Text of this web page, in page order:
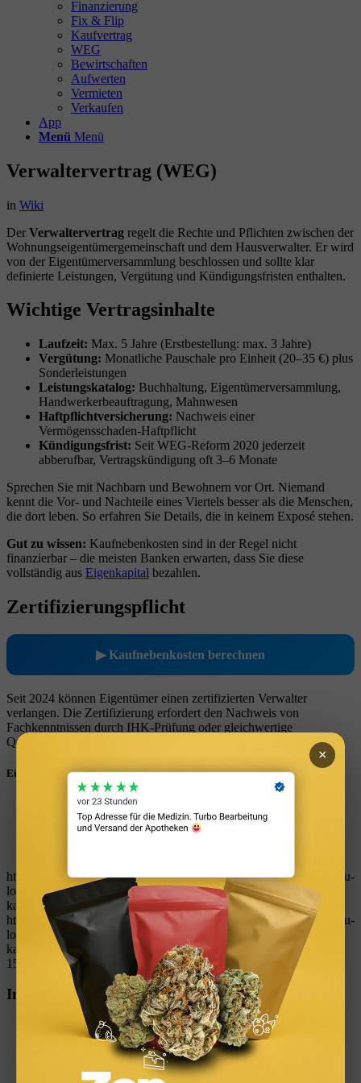
Finanzierung
Fix & Flip
Kaufvertrag
WEG
Bewirtschaften
Aufwerten
Vermieten
Verkaufen
App
Menü Menü
Verwaltervertrag (WEG)
in Wiki
Der Verwaltervertrag regelt die Rechte und Pflichten zwischen der
Wohnungseigentümergemeinschaft und dem Hausverwalter. Er wird
von der Eigentümerversammlung beschlossen und sollte klar
definierte Leistungen, Vergütung und Kündigungsfristen enthalten.
Wichtige Vertragsinhalte
Laufzeit: Max. 5 Jahre (Erstbestellung: max. 3 Jahre)
Vergütung: Monatliche Pauschale pro Einheit (20–35 €) plus
Sonderleistungen
Leistungskatalog: Buchhaltung, Eigentümerversammlung,
Handwerkerbeauftragung, Mahnwesen
Haftpflichtversicherung: Nachweis einer
Vermögensschaden-Haftpflicht
Kündigungsfrist: Seit WEG-Reform 2020 jederzeit
abberufbar, Vertragskündigung oft 3–6 Monate
Sprechen Sie mit Nachbarn und Bewohnern vor Ort. Niemand
kennt die Vor- und Nachteile eines Viertels besser als die Menschen,
die dort leben. So erfahren Sie Details, die in keinem Exposé stehen.
Gut zu wissen: Kaufnebenkosten sind in der Regel nicht
finanzierbar – die meisten Banken erwarten, dass Sie diese
vollständig aus Eigenkapital bezahlen.
Zertifizierungspflicht
▶ Kaufnebenkosten berechnen
Seit 2024 können Eigentümer einen zertifizierten Verwalter
verlangen. Die Zertifizierung erfordert den Nachweis von
Fachkenntnissen durch IHK-Prüfung oder gleichwertige
Qualifikation.
Eintrag teilen
Teilen auf WhatsApp
Teilen auf LinkedIn
Teilen auf Reddit
https://immobilienguru.one/wp-content/uploads/2023/03/ImmoGuru-
logo-immobilien-finanzen-tools-rechner-kostenlos-vermoegen-
kapitalanlage-geld-verdienen.svg 0 0 W_kinski
https://immobilienguru.one/wp-content/uploads/2023/03/ImmoGuru-
logo-immobilien-finanzen-tools-rechner-kostenlos-vermoegen-
kapitalanlage-geld-verdienen.svg W_kinski 2026-02-12
15:30:09
2026-02-12 15:30:09Verwaltervertrag (WEG)
Immobilien App
×